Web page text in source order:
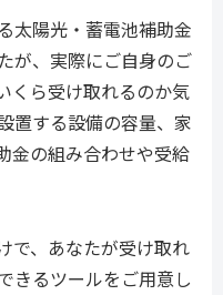
太陽光・蓄電池補助金
が、実際にご自身のご
くら受け取れるのか気
置する設備の容量、家
金の組み合わせや受給
で、あなたが受け取れ
きるツールをご用意し